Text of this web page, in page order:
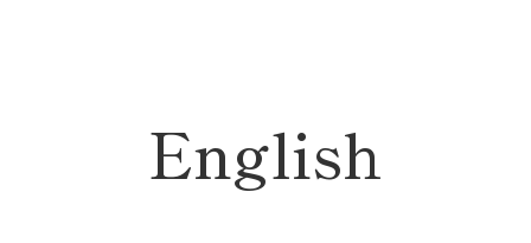
English